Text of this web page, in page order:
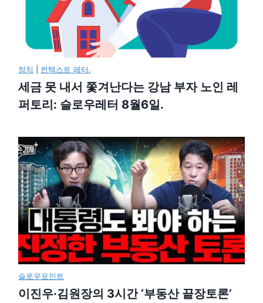
정치 컨텍스트 레터.
세금 못 내서 쫓겨난다는 강남 부자 노인 레
퍼토리: 슬로우레터 8월6일.
슬로우포인트
이진우·김원장의 3시간 ‘부동산 끝장토론’